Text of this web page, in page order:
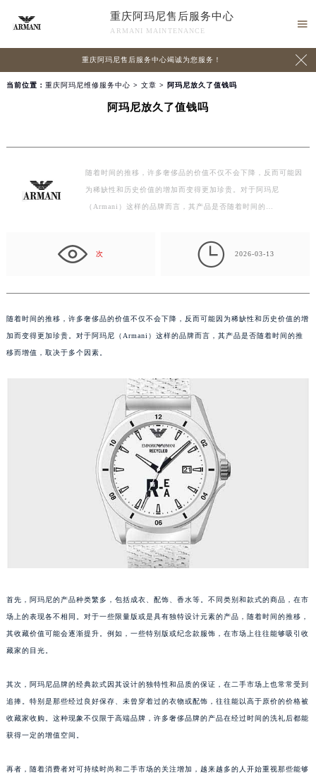
重庆阿玛尼售后服务中心
ARMANI MAINTENANCE

重庆阿玛尼售后服务中心竭诚为您服务！ 
当前位置： 重庆阿玛尼维修服务中心 > 文章 > 阿玛尼放久了值钱吗
阿玛尼放久了值钱吗
随着时间的推移，许多奢侈品的价值不仅不会下降，反而可能因
为稀缺性和历史价值的增加而变得更加珍贵。对于阿玛尼
（Armani）这样的品牌而言，其产品是否随着时间的…
次  2026-03-13
随着时间的推移，许多奢侈品的价值不仅不会下降，反而可能因为稀缺性和历史价值的增
加而变得更加珍贵。对于阿玛尼（Armani）这样的品牌而言，其产品是否随着时间的推
移而增值，取决于多个因素。
首先，阿玛尼的产品种类繁多，包括成衣、配饰、香水等。不同类别和款式的商品，在市
场上的表现各不相同。对于一些限量版或是具有独特设计元素的产品，随着时间的推移，
其收藏价值可能会逐渐提升。例如，一些特别版或纪念款服饰，在市场上往往能够吸引收
藏家的目光。
其次，阿玛尼品牌的经典款式因其设计的独特性和品质的保证，在二手市场上也常常受到
追捧。特别是那些经过良好保存、未曾穿着过的衣物或配饰，往往能以高于原价的价格被
收藏家收购。这种现象不仅限于高端品牌，许多奢侈品牌的产品在经过时间的洗礼后都能
获得一定的增值空间。
再者，随着消费者对可持续时尚和二手市场的关注增加，越来越多的人开始重视那些能够